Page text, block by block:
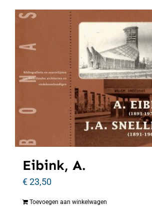
Eibink, A.
€23,50
Toevoegen aan winkelwagen